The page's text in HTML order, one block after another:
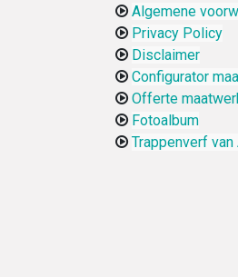
Algemene
Privacy Policy
Disclaimer
Configurator
Offerte
Fotoalbum
Trappenverf